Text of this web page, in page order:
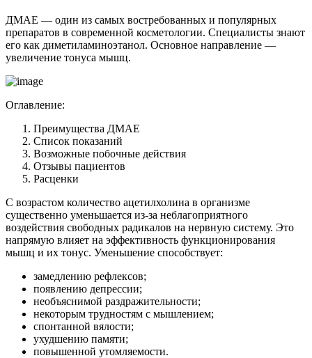
ДМАЕ — один из самых востребованных и популярных
препаратов в современной косметологии. Специалисты знают
его как диметиламиноэтанол. Основное направление —
увеличение тонуса мышц.
Оглавление:
Преимущества ДМАЕ
Список показаний
Возможные побочные действия
Отзывы пациентов
Расценки
С возрастом количество ацетилхолина в организме
существенно уменьшается из-за неблагоприятного
воздействия свободных радикалов на нервную систему. Это
напрямую влияет на эффективность функционирования
мышц и их тонус. Уменьшение способствует:
замедлению рефлексов;
появлению депрессии;
необъяснимой раздражительности;
некоторым трудностям с мышлением;
спонтанной вялости;
ухудшению памяти;
повышенной утомляемости.